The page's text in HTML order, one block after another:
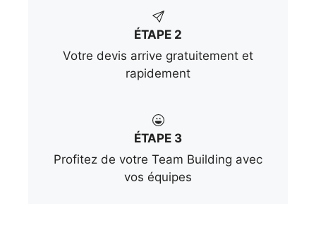
ÉTAPE 2
Votre devis arrive gratuitement et
rapidement
ÉTAPE 3
Profitez de votre Team Building avec
vos équipes